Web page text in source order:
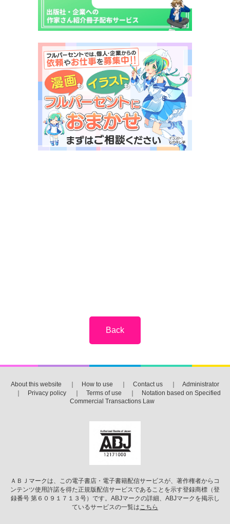
About this website ｜ How to use ｜ Contact us ｜ Administrator
｜ Privacy policy ｜ Terms of use ｜ Notation based on Specified
Commercial Transactions Law
ＡＢＪマークは、この電子書店・電子書籍配信サービスが、著作権者からコ
ンテンツ使用許諾を得た正規版配信サービスであることを示す登録商標（登
録番号 第６０９１７１３号）です。ABJマークの詳細、ABJマークを掲示し
ているサービスの一覧は こちら